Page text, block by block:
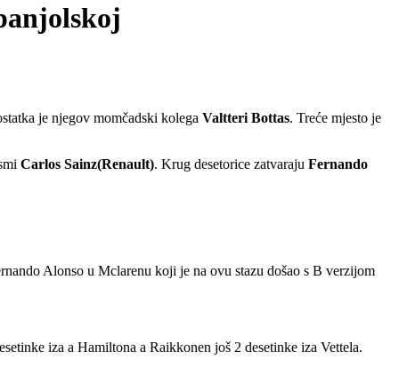
je njegov momčadski kolega Valtteri Bottas. Treće mjesto je
Carlos Sainz(Renault). Krug desetorice zatvaraju Fernando
Alonso u Mclarenu koji je na ovu stazu došao s B verzijom
iza a Hamiltona a Raikkonen još 2 desetinke iza Vettela.